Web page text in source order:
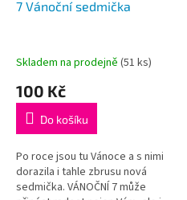
7 Vánoční sedmička
Skladem na prodejně (51 ks)
100 Kč
Do košíku
Po roce jsou tu Vánoce a s nimi
dorazila i tahle zbrusu nová
sedmička. VÁNOČNÍ 7 může